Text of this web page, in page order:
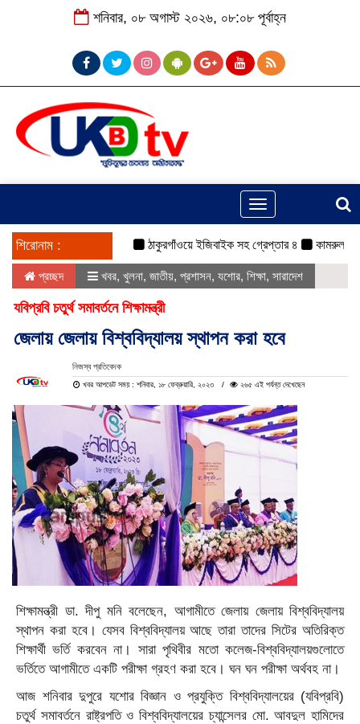
শনিবার, ০৮ অগাস্ট ২০২৬, ০৮:০৮ পূর্বাহ্ন
Toggle
navigation
শিরোনাম : ঠাকুরগাঁওয়ে ইজিবাইক সহ গ্রেপ্তার ৪ কামরুল-জসিম
প্রচ্ছদ খবর, খুলনা, জাতীয়, প্রশাসন, যশোর, শিক্ষা, সারাদেশ
যবিপ্রবি চতুর্থ সমাবর্তনে শিক্ষামন্ত্রী
জেলায় জেলায় বিশ্ববিদ্যালয় স্থাপন করা হবে
নিজস্ব প্রতিবেদক
খবর আপডেট সময় : শনিবার, ১৮ ফেব্রুয়ারি, ২০২৩ ২৬৫ এই পর্যন্ত দেখেছেন
শিক্ষামন্ত্রী ডা. দীপু মনি বলেছেন, আগামীতে জেলায় জেলায় বিশ্ববিদ্যালয়
স্থাপন করা হবে। যেসব বিশ্ববিদ্যালয় আছে তারা তাদের সিটের অতিরিক্ত
শিক্ষার্থী ভর্তি করবেন না। সারা পৃথিবীর মতো কলেজ-বিশ্ববিদ্যালয়গুলোতে
ভর্তিতে আগামীতে একটি পরীক্ষা গ্রহণ করা হবে। ঘন ঘন পরীক্ষা অর্থবহ না।
আজ শনিবার দুপুরে যশোর বিজ্ঞান ও প্রযুক্তি বিশ্ববিদ্যালয়ের (যবিপ্রবি)
চতুর্থ সমাবর্তনে রাষ্ট্রপতি ও বিশ্ববিদ্যালয়ের চ্যান্সেলর মো. আবদুল হামিদের